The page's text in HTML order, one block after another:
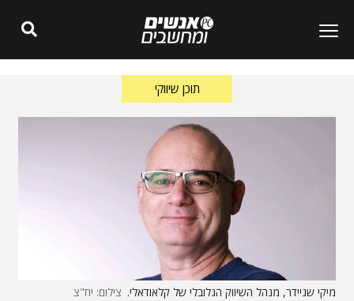
תוכן שיווקי
מיקי שניידר, מנהל השיווק הגלובלי של קלאודאלי. צילום: יח"צ